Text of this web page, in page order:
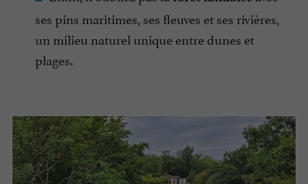
ses pins maritimes, ses fleuves et ses rivières,
un milieu naturel unique entre dunes et
plages.